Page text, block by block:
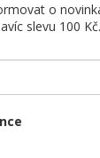
Součástí
Fiery
Fiery
o
slevu 100 Kč.